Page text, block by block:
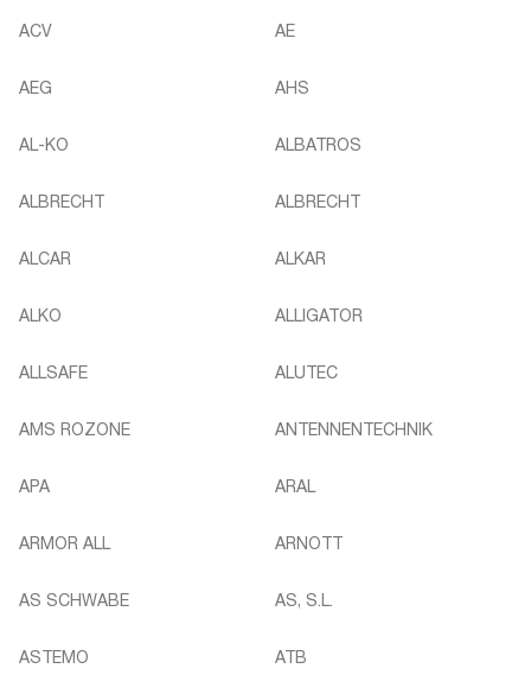
ACV AE
AEG AHS
AL-KO ALBATROS
ALBRECHT ALBRECHT
ALCAR ALKAR
ALKO ALLIGATOR
ALLSAFE ALUTEC
AMS ROZONE ANTENNENTECHNIK
APA ARAL
ARMOR ALL ARNOTT
AS SCHWABE AS, S.L.
ASTEMO ATB